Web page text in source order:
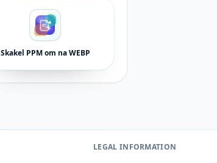
Skakel PPM om na WEBP
LEGAL INFORMATION